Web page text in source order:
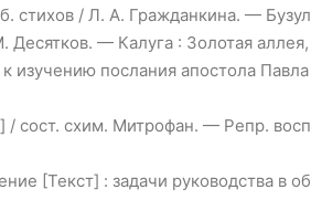
/ Л. А. Гражданкина. —
— Калуга : Золотая
послания апостола
/ сост. схим. Митрофан. — Репр.
[Текст] : задачи руководства